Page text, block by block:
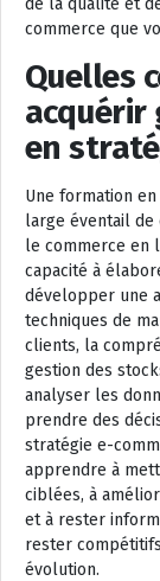
de la qualité et
commerce que
Quelles
acquérir
en
Une formation
large éventail
le commerce en
capacité à
développer une
techniques de
clients, la
gestion des
analyser les
prendre des
stratégie e-
apprendre à
ciblées, à
et à rester
rester
évolution.